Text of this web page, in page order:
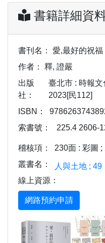
書籍詳細資
書刊名：
愛,最好的祝福
作者：
釋, 證嚴
出版
社：
臺北市 : 時報
2023[民112]
ISBN：
索書號：
225.4 2606-
稽核項：
230面 : 彩圖 ;
叢書名：
人與土地 ; 49
線上資源：